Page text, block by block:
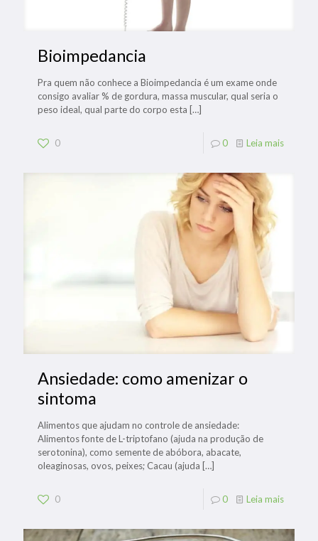
Bioimpedancia
Pra quem não conhece a Bioimpedancia é um exame onde
consigo avaliar % de gordura, massa muscular, qual seria o
peso ideal, qual parte do corpo esta […]
0 0 Leia mais
Ansiedade: como amenizar o
sintoma
Alimentos que ajudam no controle de ansiedade:
Alimentos fonte de L-triptofano (ajuda na produção de
serotonina), como semente de abóbora, abacate,
oleaginosas, ovos, peixes; Cacau (ajuda […]
0 0 Leia mais